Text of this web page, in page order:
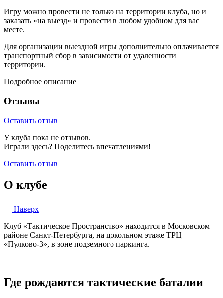
Игру можно провести не только на территории клуба, но и
заказать «на выезд» и провести в любом удобном для вас
месте.
Для организации выездной игры дополнительно оплачивается
транспортный сбор в зависимости от удаленности
территории.
Подробное описание
Отзывы
Оставить отзыв
У клуба пока не отзывов.
Играли здесь? Поделитесь впечатлениями!
Оставить отзыв
О клубе
Наверх
Клуб «Тактическое Пространство» находится в Московском
районе Санкт-Петербурга, на цокольном этаже ТРЦ
«Пулково-3», в зоне подземного паркинга.
Где рождаются тактические баталии